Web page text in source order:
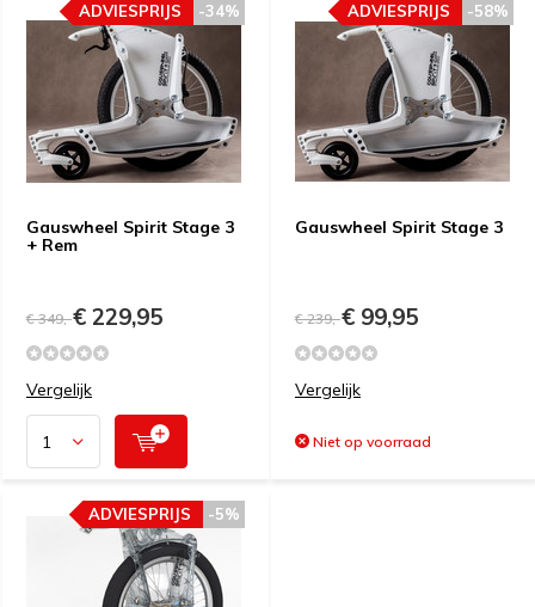
Gauswheel Spirit Stage 3
+ Rem
-34%
ADVIESPRIJS
€ 349,-€ 229,95
Vergelijk
Gauswheel Spirit Stage 3
-58%
ADVIESPRIJS
€ 239,-€ 99,95
Vergelijk
Niet op voorraad
-5%
ADVIESPRIJS